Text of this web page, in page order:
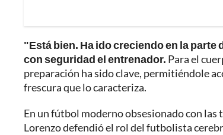
"Está bien. Ha ido creciendo en la
con seguridad el entrenador. Para el
preparación ha sido clave, permitiéndole
frescura que lo caracteriza.
En un fútbol moderno obsesionado con
Lorenzo defendió el rol del futbolista